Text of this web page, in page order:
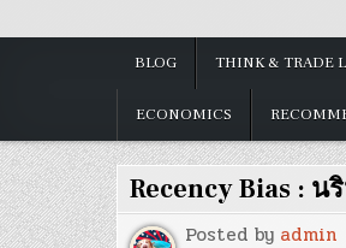
BLOG THINK & TRADE
ECONOMICS
Recency Bias :
Posted by admin